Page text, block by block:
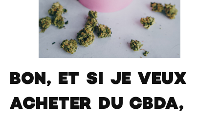
BON, ET SI JE VEUX
ACHETER DU CBDA,